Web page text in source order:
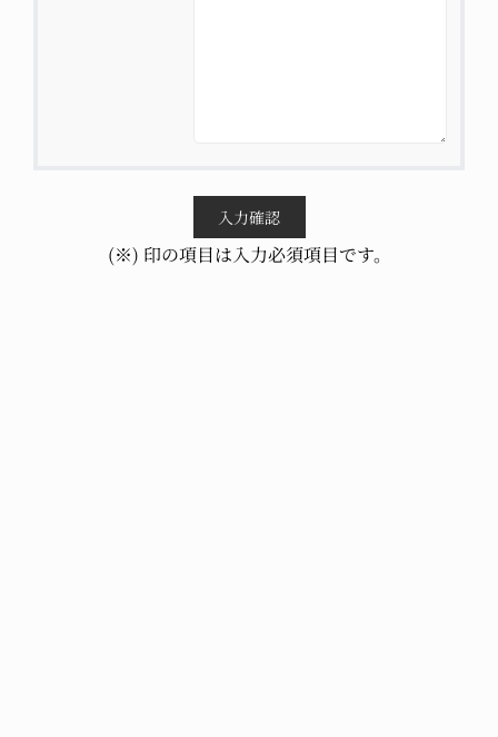
(※) 印の項目は入力必須項目です。